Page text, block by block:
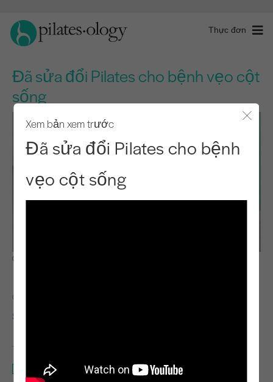
Thực đơn
Đã sửa đổi Pilates cho bệnh vẹo cột
sống
Xem bản xem trước
Đã sửa đổi Pilates cho bệnh
vẹo cột sống
Quan sát & Học hỏi
GIÁO VIÊN
Sonje Mayo
THIẾT BỊ CẦN THIẾT
Thảm